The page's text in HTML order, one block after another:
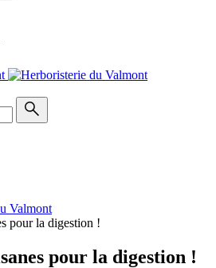
Valmont
pour la digestion !
pour la digestion !